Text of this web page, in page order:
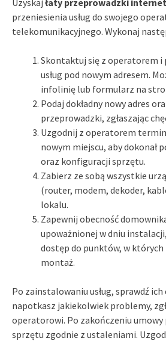
przeniesienia usług do swojego
telekomunikacyjnego. Wykonaj
Skontaktuj się z operatorem i
usług pod nowym adresem.
infolinię lub formularz na
Podaj dokładny nowy adres
przeprowadzki, zgłaszając
Uzgodnij z operatorem
nowym miejscu, aby dokonał
oraz konfiguracji sprzętu.
Zabierz ze sobą wszystkie
(router, modem, dekoder,
lokalu.
Zapewnij obecność
upoważnionej w dniu
dostęp do punktów, w których
montaż.
Po zainstalowaniu usług, sprawdź ich
napotkasz jakiekolwiek problemy,
operatorowi. Po zakończeniu
sprzętu zgodnie z ustaleniami.